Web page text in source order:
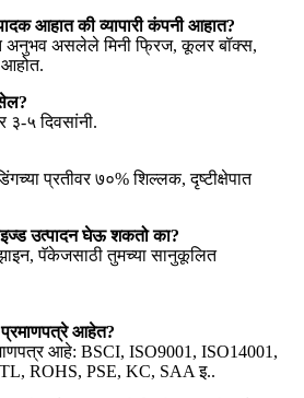
आहात की व्यापारी कंपनी आहात?
अनुभव असलेले मिनी फ्रिज, कूलर बॉक्स,
३-५ दिवसांनी.
प्रतीवर ७०% शिल्लक, दृष्टीक्षेपात
उत्पादन घेऊ शकतो का?
पॅकेजसाठी तुमच्या सानुकूलित
आहेत?
आहे: BSCI, ISO9001, ISO14001,
ROHS, PSE, KC, SAA इ..